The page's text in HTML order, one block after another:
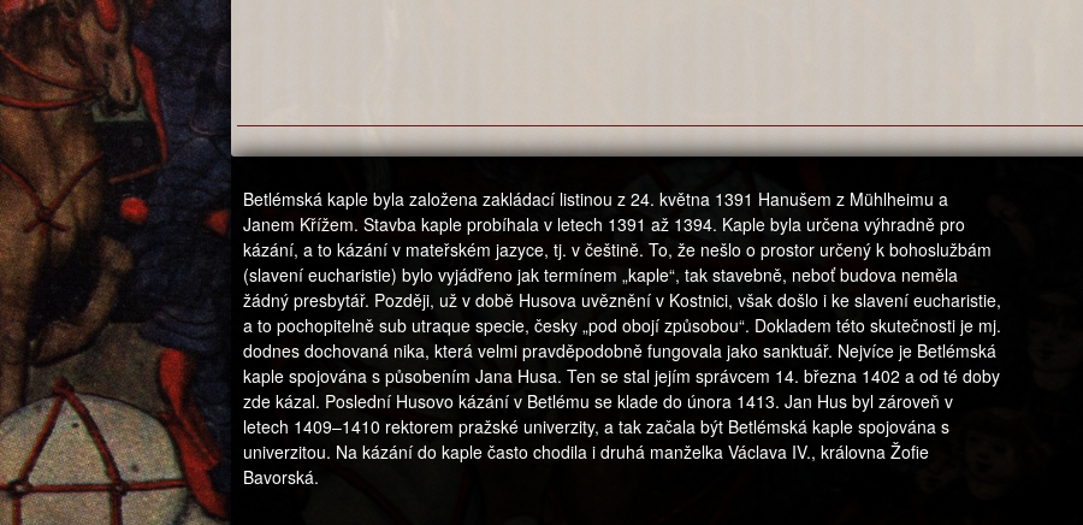
Betlémská kaple byla založena zakládací listinou z 24. května 1391 Hanušem z Mühlheimu a
Janem Křížem. Stavba kaple probíhala v letech 1391 až 1394. Kaple byla určena výhradně pro
kázání, a to kázání v mateřském jazyce, tj. v češtině. To, že nešlo o prostor určený k bohoslužbám
(slavení eucharistie) bylo vyjádřeno jak termínem „kaple“, tak stavebně, neboť budova neměla
žádný presbytář. Později, už v době Husova uvěznění v Kostnici, však došlo i ke slavení eucharistie,
a to pochopitelně sub utraque specie, česky „pod obojí způsobou“. Dokladem této skutečnosti je mj.
dodnes dochovaná nika, která velmi pravděpodobně fungovala jako sanktuář. Nejvíce je Betlémská
kaple spojována s působením Jana Husa. Ten se stal jejím správcem 14. března 1402 a od té doby
zde kázal. Poslední Husovo kázání v Betlému se klade do února 1413. Jan Hus byl zároveň v
letech 1409–1410 rektorem pražské univerzity, a tak začala být Betlémská kaple spojována s
univerzitou. Na kázání do kaple často chodila i druhá manželka Václava IV., královna Žofie
Bavorská.